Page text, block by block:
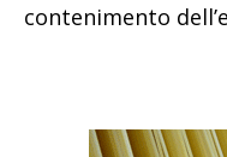
contenimento